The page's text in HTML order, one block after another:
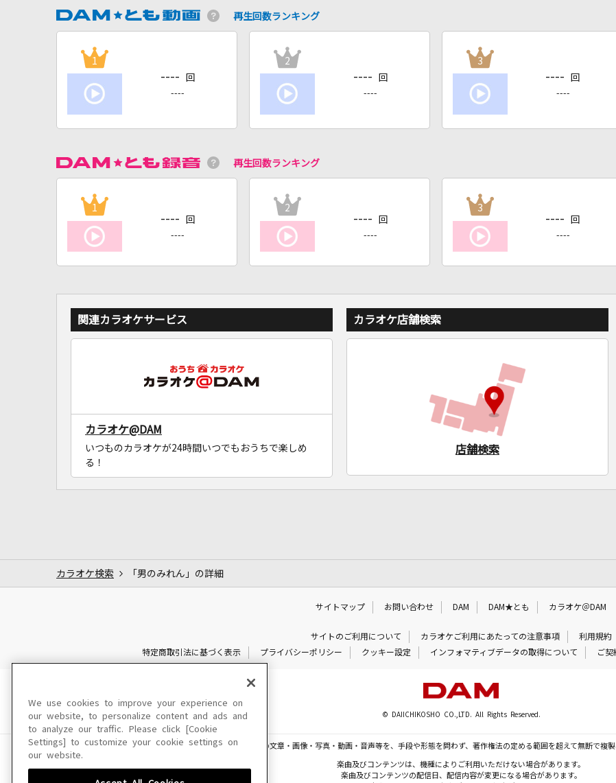
再生回数ランキング
1
---- 回
----
2
---- 回
----
3
---- 回
----
再生回数ランキング
1
---- 回
----
2
---- 回
----
3
---- 回
----
関連カラオケサービス
カラオケ@DAM
いつものカラオケが24時間いつでもおうちで楽しめ
る！
カラオケ店舗検索
店舗検索
カラオケ検索 「男のみれん」の詳細
サイトマップ お問い合わせ DAM DAM★とも カラオケ＠DAM
サイトのご利用について カラオケご利用にあたっての注意事項
利用規約
特定商取引法に基づく表示
プライバシーポリシー クッキー設定 インフォマティブデータの取得について ご契
© DAIICHIKOSHO CO.,LTD. All Rights Reserved.
このサイトに掲載されている一切の文章・画像・写真・動画・音声等を、手段や形態を問わず、著作権法の定める範囲を超えて無断で複
楽曲及びコンテンツは、機種によりご利用いただけない場合があります。
楽曲及びコンテンツの配信日、配信内容が変更になる場合があります。
We use cookies to improve your experience on
our website, to personalize content and ads and
to analyze our traffic. Please click [Cookie
Settings] to customize your cookie settings on
our website.